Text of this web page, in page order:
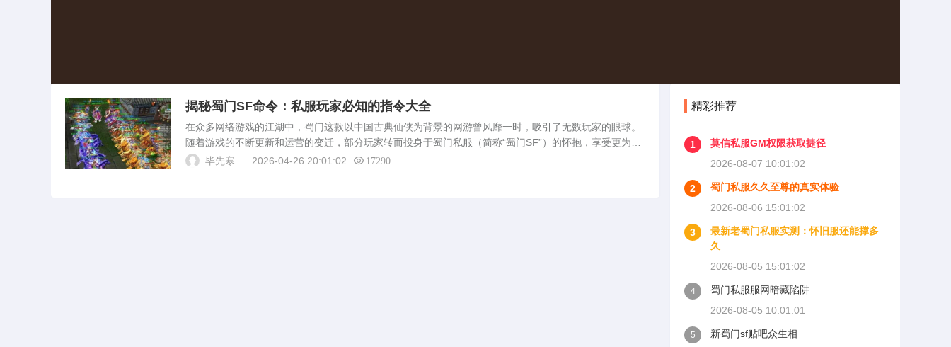
揭秘蜀门SF命令：私服玩家必知的指令大全
在众多网络游戏的江湖中，蜀门这款以中国古典仙侠为背景的网游曾风靡一时，吸引了无数玩家的眼球。
随着游戏的不断更新和运营的变迁，部分玩家转而投身于蜀门私服（简称“蜀门SF”）的怀抱，享受更为自
由、灵活的游戏体验。今天，我们就来揭开蜀门SF命令的神秘面纱，为那些在私服世界中摸爬滚打的玩家
毕先寒 2026-04-26 20:01:02 17290
精彩推荐
1
莫信私服GM权限获取捷径
2026-08-07 10:01:02
2
蜀门私服久久至尊的真实体验
2026-08-06 15:01:02
3
最新老蜀门私服实测：怀旧服还能撑多
久
2026-08-05 15:01:02
4
蜀门私服服网暗藏陷阱
2026-08-05 10:01:01
5
新蜀门sf贴吧众生相